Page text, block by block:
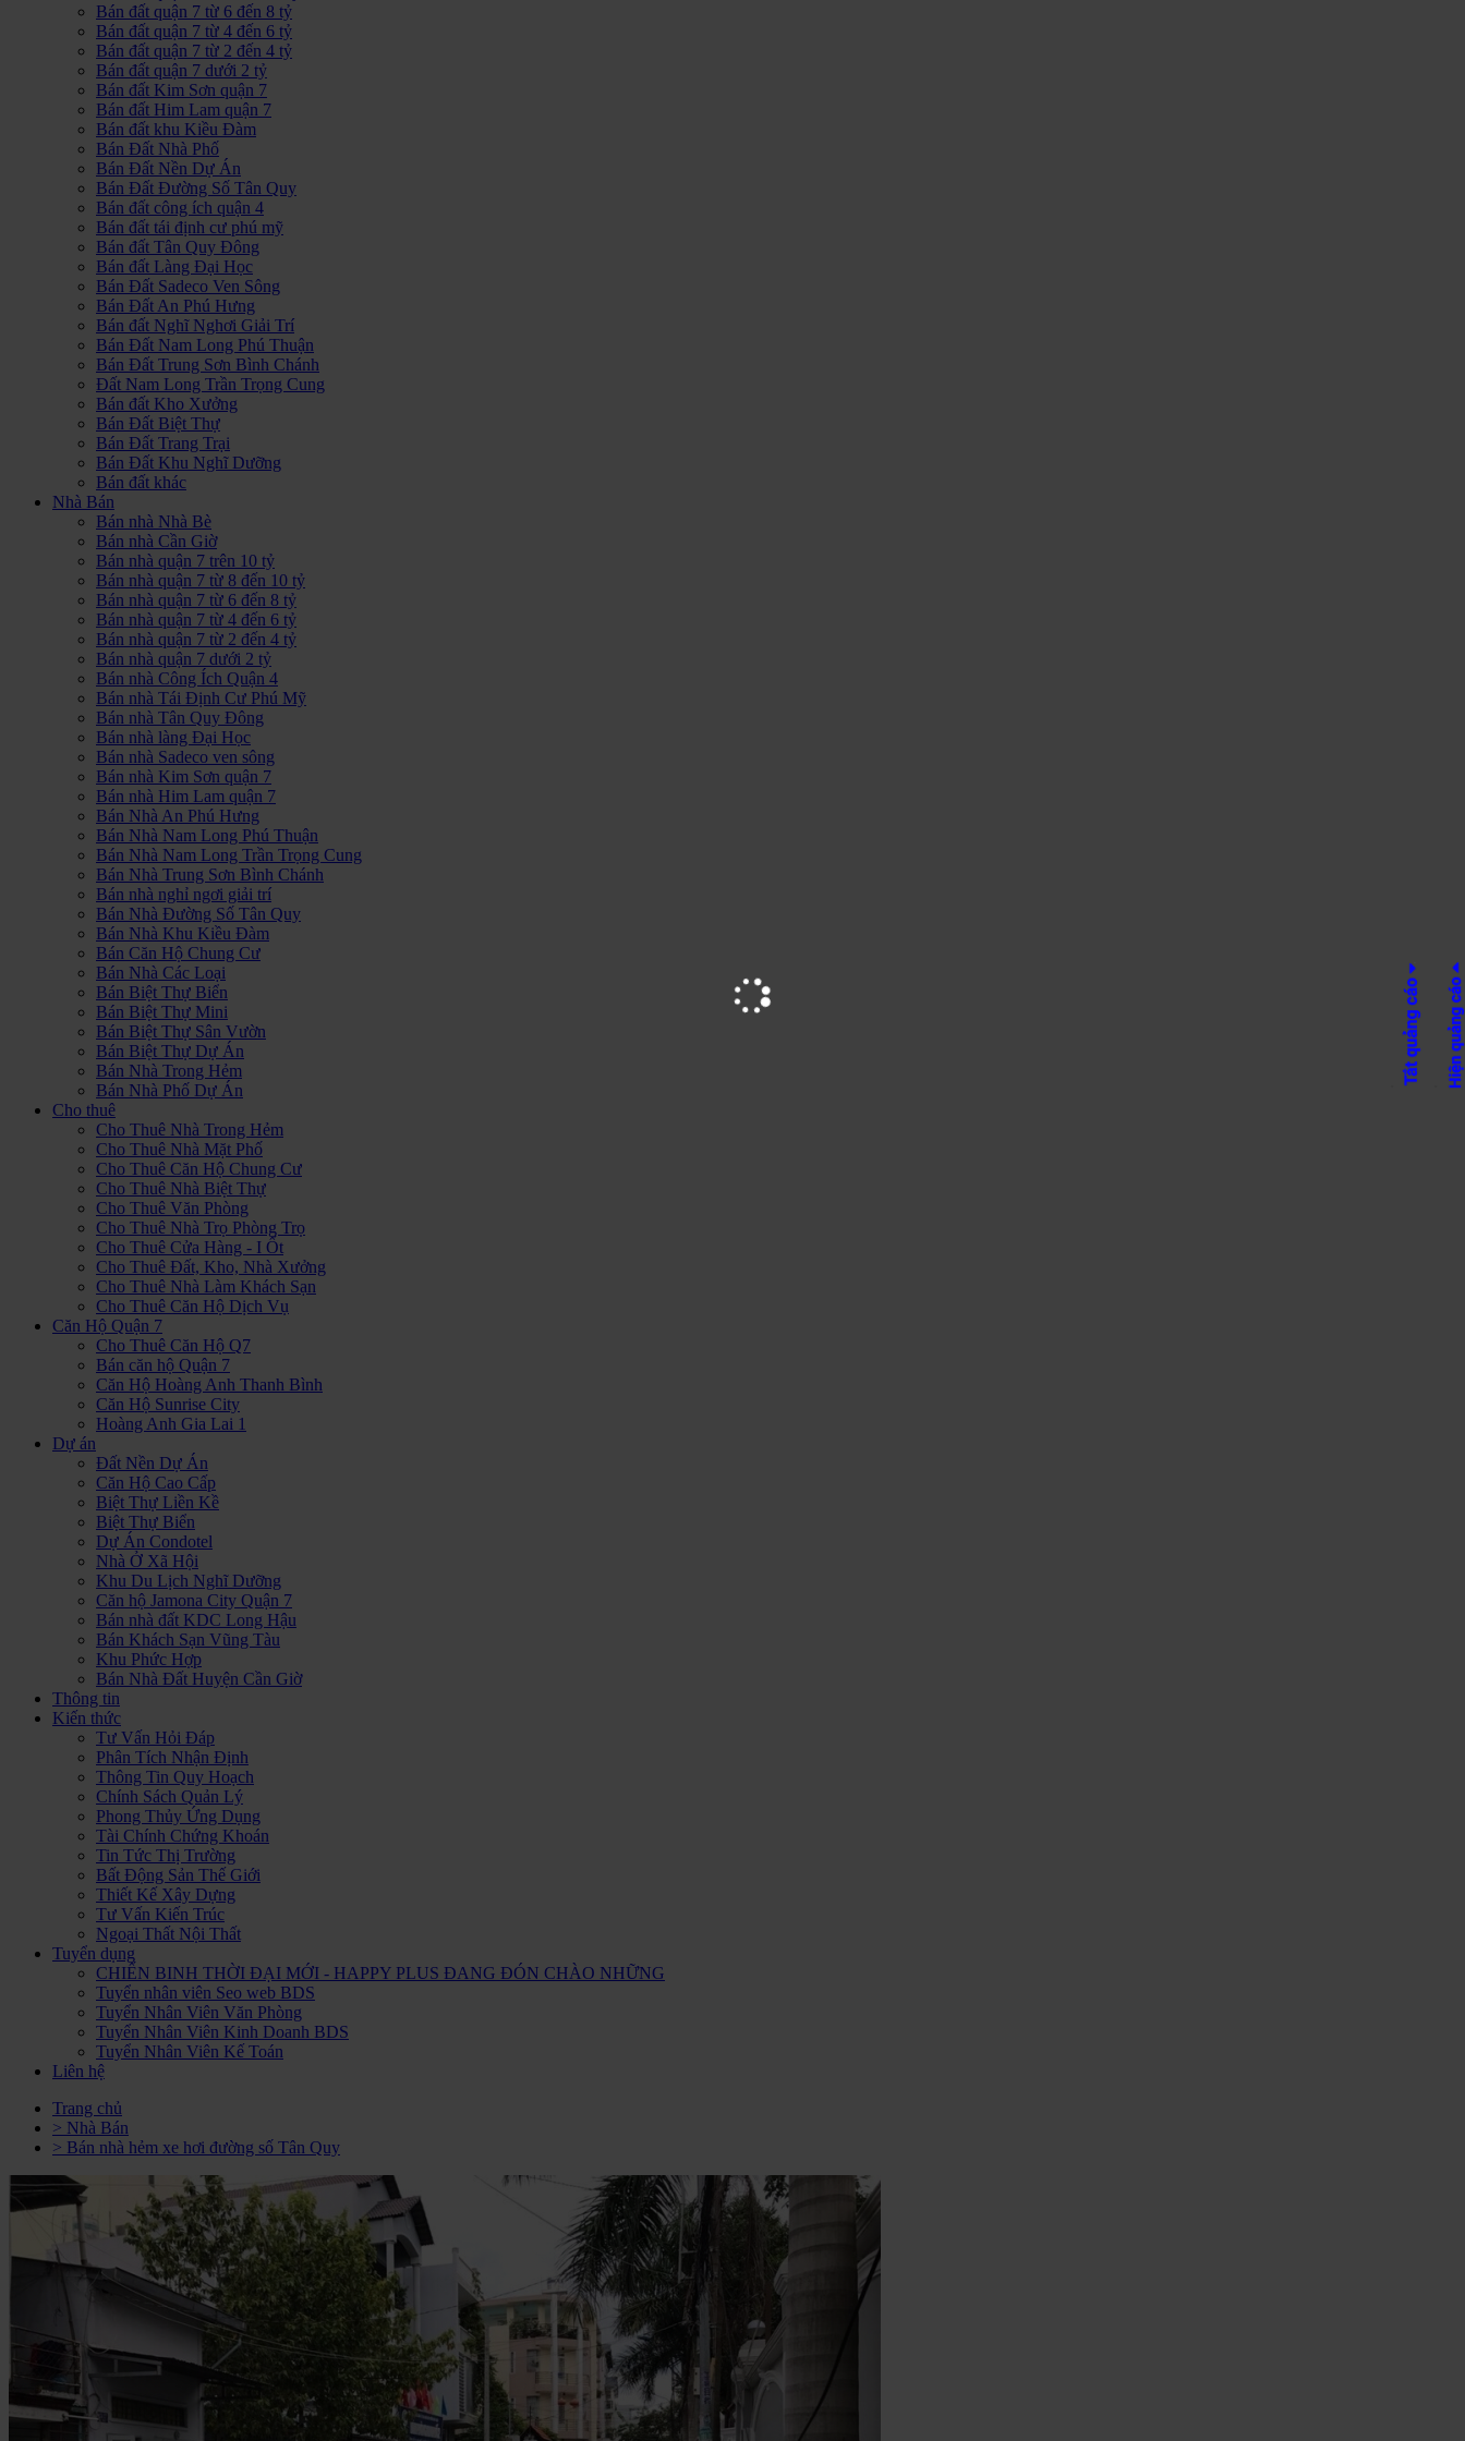
Bán đất quận 7 từ 6 đến 8 tỷ
Bán đất quận 7 từ 4 đến 6 tỷ
Bán đất quận 7 từ 2 đến 4 tỷ
Bán đất quận 7 dưới 2 tỷ
Bán đất Kim Sơn quận 7
Bán đất Him Lam quận 7
Bán đất khu Kiều Đàm
Bán Đất Nhà Phố
Bán Đất Nền Dự Án
Bán Đất Đường Số Tân Quy
Bán đất công ích quận 4
Bán đất tái định cư phú mỹ
Bán đất Tân Quy Đông
Bán đất Làng Đại Học
Bán Đất Sadeco Ven Sông
Bán Đất An Phú Hưng
Bán đất Nghĩ Nghơi Giải Trí
Bán Đất Nam Long Phú Thuận
Bán Đất Trung Sơn Bình Chánh
Đất Nam Long Trần Trọng Cung
Bán đất Kho Xưởng
Bán Đất Biệt Thự
Bán Đất Trang Trại
Bán Đất Khu Nghĩ Dưỡng
Bán đất khác
Nhà Bán
Bán nhà Nhà Bè
Bán nhà Cần Giờ
Bán nhà quận 7 trên 10 tỷ
Bán nhà quận 7 từ 8 đến 10 tỷ
Bán nhà quận 7 từ 6 đến 8 tỷ
Bán nhà quận 7 từ 4 đến 6 tỷ
Bán nhà quận 7 từ 2 đến 4 tỷ
Bán nhà quận 7 dưới 2 tỷ
Bán nhà Công Ích Quận 4
Bán nhà Tái Định Cư Phú Mỹ
Bán nhà Tân Quy Đông
Bán nhà làng Đại Học
Bán nhà Sadeco ven sông
Bán nhà Kim Sơn quận 7
Bán nhà Him Lam quận 7
Bán Nhà An Phú Hưng
Bán Nhà Nam Long Phú Thuận
Bán Nhà Nam Long Trần Trọng Cung
Bán Nhà Trung Sơn Bình Chánh
Bán nhà nghỉ ngơi giải trí
Bán Nhà Đường Số Tân Quy
Bán Nhà Khu Kiều Đàm
Bán Căn Hộ Chung Cư
Bán Nhà Các Loại
Bán Biệt Thự Biển
Bán Biệt Thự Mini
Bán Biệt Thự Sân Vườn
Bán Biệt Thự Dự Án
Bán Nhà Trong Hẻm
Bán Nhà Phố Dự Án
Cho thuê
Cho Thuê Nhà Trong Hẻm
Cho Thuê Nhà Mặt Phố
Cho Thuê Căn Hộ Chung Cư
Cho Thuê Nhà Biệt Thự
Cho Thuê Văn Phòng
Cho Thuê Nhà Trọ Phòng Trọ
Cho Thuê Cửa Hàng - I Ốt
Cho Thuê Đất, Kho, Nhà Xưởng
Cho Thuê Nhà Làm Khách Sạn
Cho Thuê Căn Hộ Dịch Vụ
Căn Hộ Quận 7
Cho Thuê Căn Hộ Q7
Bán căn hộ Quận 7
Căn Hộ Hoàng Anh Thanh Bình
Căn Hộ Sunrise City
Hoàng Anh Gia Lai 1
Dự án
Đất Nền Dự Án
Căn Hộ Cao Cấp
Biệt Thự Liền Kề
Biệt Thự Biển
Dự Án Condotel
Nhà Ở Xã Hội
Khu Du Lịch Nghĩ Dưỡng
Căn hộ Jamona City Quận 7
Bán nhà đất KDC Long Hậu
Bán Khách Sạn Vũng Tàu
Khu Phức Hợp
Bán Nhà Đất Huyện Cần Giờ
Thông tin
Kiến thức
Tư Vấn Hỏi Đáp
Phân Tích Nhận Định
Thông Tin Quy Hoạch
Chính Sách Quản Lý
Phong Thủy Ứng Dụng
Tài Chính Chứng Khoán
Tin Tức Thị Trường
Bất Động Sản Thế Giới
Thiết Kế Xây Dựng
Tư Vấn Kiến Trúc
Ngoại Thất Nội Thất
Tuyển dụng
CHIẾN BINH THỜI ĐẠI MỚI - HAPPY PLUS ĐANG ĐÓN CHÀO NHỮNG
Tuyển nhân viên Seo web BDS
Tuyển Nhân Viên Văn Phòng
Tuyển Nhân Viên Kinh Doanh BDS
Tuyển Nhân Viên Kế Toán
Liên hệ
Trang chủ
> Nhà Bán
> Bán nhà hẻm xe hơi đường số Tân Quy